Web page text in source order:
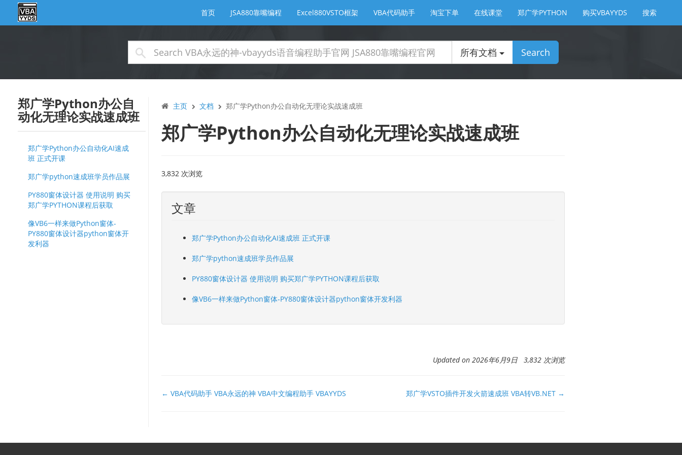
首页 JSA880靠嘴编程 Excel880VSTO框架 VBA代码助手 淘宝下单 在线课堂 郑广学PYTHON 购买VBAYYDS 搜索
所有文档 Search
郑广学Python办公自
动化无理论实战速成班
郑广学Python办公自动化AI速成
班 正式开课
郑广学python速成班学员作品展
PY880窗体设计器 使用说明 购买
郑广学PYTHON课程后获取
像VB6一样来做Python窗体-
PY880窗体设计器python窗体开
发利器
主页 文档 郑广学Python办公自动化无理论实战速成班
郑广学Python办公自动化无理论实战速成班
3,832 次浏览
文章
郑广学Python办公自动化AI速成班 正式开课
郑广学python速成班学员作品展
PY880窗体设计器 使用说明 购买郑广学PYTHON课程后获取
像VB6一样来做Python窗体-PY880窗体设计器python窗体开发利器
Updated on 2026年6月9日 3,832 次浏览
文
← VBA代码助手 VBA永远的神 VBA中文编程助手 VBAYYDS 郑广学VSTO插件开发火箭速成班 VBA转VB.NET →